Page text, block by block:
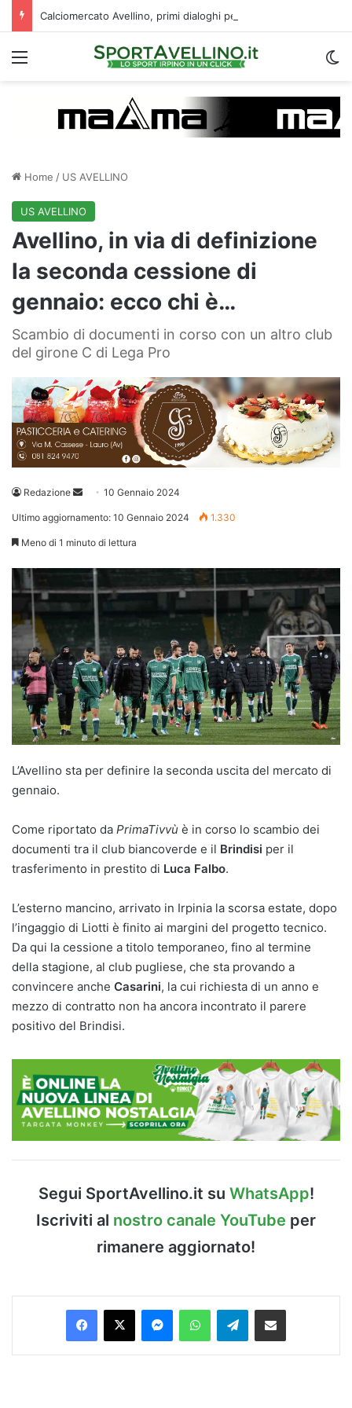
Menu
Home / US AVELLINO
US AVELLINO
Avellino, in via di definizione
la seconda cessione di
gennaio: ecco chi è…
Scambio di documenti in corso con un altro club
del girone C di Lega Pro
Redazione
Invia 10 Gennaio 2024
Ultimo aggiornamento: 10 Gennaio 2024 1.330
Meno di 1 minuto di lettura
L’Avellino sta per definire la seconda uscita del mercato di
gennaio.
Come riportato da PrimaTivvù è in corso lo scambio dei
documenti tra il club biancoverde e il Brindisi per il
trasferimento in prestito di Luca Falbo.
L’esterno mancino, arrivato in Irpinia la scorsa estate, dopo
l’ingaggio di Liotti è finito ai margini del progetto tecnico.
Da qui la cessione a titolo temporaneo, fino al termine
della stagione, al club pugliese, che sta provando a
convincere anche Casarini, la cui richiesta di un anno e
mezzo di contratto non ha ancora incontrato il parere
positivo del Brindisi.
Segui SportAvellino.it su WhatsApp!
Iscriviti al nostro canale YouTube per
rimanere aggiornato!
Facebook
X MessengerWhatsAppTelegramCondividi via Email